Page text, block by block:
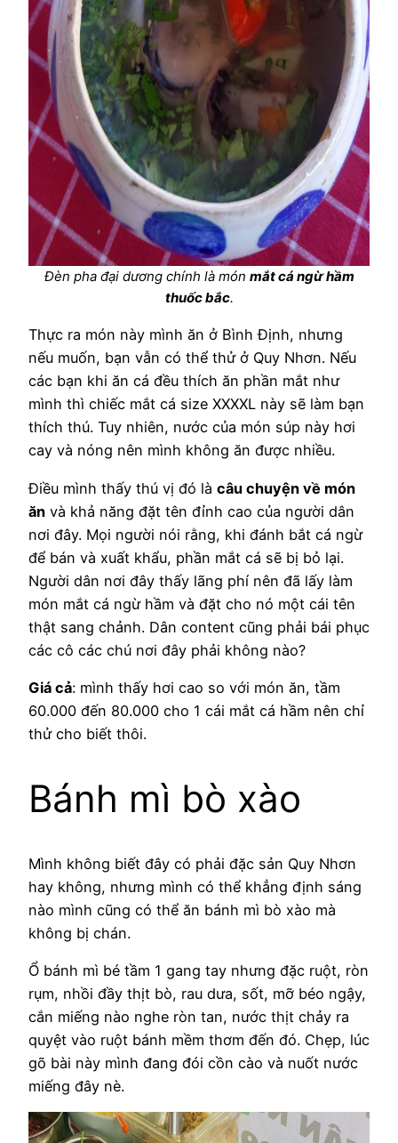
Đèn pha đại dương chính là món mắt cá ngừ hầm
thuốc bắc.
Thực ra món này mình ăn ở Bình Định, nhưng
nếu muốn, bạn vẫn có thể thử ở Quy Nhơn. Nếu
các bạn khi ăn cá đều thích ăn phần mắt như
mình thì chiếc mắt cá size XXXXL này sẽ làm bạn
thích thú. Tuy nhiên, nước của món súp này hơi
cay và nóng nên mình không ăn được nhiều.
Điều mình thấy thú vị đó là câu chuyện về món
ăn và khả năng đặt tên đỉnh cao của người dân
nơi đây. Mọi người nói rằng, khi đánh bắt cá ngừ
để bán và xuất khẩu, phần mắt cá sẽ bị bỏ lại.
Người dân nơi đây thấy lãng phí nên đã lấy làm
món mắt cá ngừ hầm và đặt cho nó một cái tên
thật sang chảnh. Dân content cũng phải bái phục
các cô các chú nơi đây phải không nào?
Giá cả: mình thấy hơi cao so với món ăn, tầm
60.000 đến 80.000 cho 1 cái mắt cá hầm nên chỉ
thử cho biết thôi.
Bánh mì bò xào
Mình không biết đây có phải đặc sản Quy Nhơn
hay không, nhưng mình có thể khẳng định sáng
nào mình cũng có thể ăn bánh mì bò xào mà
không bị chán.
Ổ bánh mì bé tầm 1 gang tay nhưng đặc ruột, ròn
rụm, nhồi đầy thịt bò, rau dưa, sốt, mỡ béo ngậy,
cắn miếng nào nghe ròn tan, nước thịt chảy ra
quyệt vào ruột bánh mềm thơm đến đó. Chẹp, lúc
gõ bài này mình đang đói cồn cào và nuốt nước
miếng đây nè.